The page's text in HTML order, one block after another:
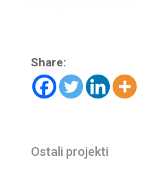
Share:
Ostali projekti